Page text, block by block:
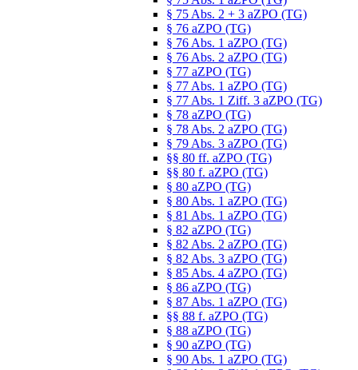
§ 75 Abs. 2 + 3 aZPO (TG)
§ 76 aZPO (TG)
§ 76 Abs. 1 aZPO (TG)
§ 76 Abs. 2 aZPO (TG)
§ 77 aZPO (TG)
§ 77 Abs. 1 aZPO (TG)
§ 77 Abs. 1 Ziff. 3 aZPO (TG)
§ 78 aZPO (TG)
§ 78 Abs. 2 aZPO (TG)
§ 79 Abs. 3 aZPO (TG)
§§ 80 ff. aZPO (TG)
§§ 80 f. aZPO (TG)
§ 80 aZPO (TG)
§ 80 Abs. 1 aZPO (TG)
§ 81 Abs. 1 aZPO (TG)
§ 82 aZPO (TG)
§ 82 Abs. 2 aZPO (TG)
§ 82 Abs. 3 aZPO (TG)
§ 85 Abs. 4 aZPO (TG)
§ 86 aZPO (TG)
§ 87 Abs. 1 aZPO (TG)
§§ 88 f. aZPO (TG)
§ 88 aZPO (TG)
§ 90 aZPO (TG)
§ 90 Abs. 1 aZPO (TG)